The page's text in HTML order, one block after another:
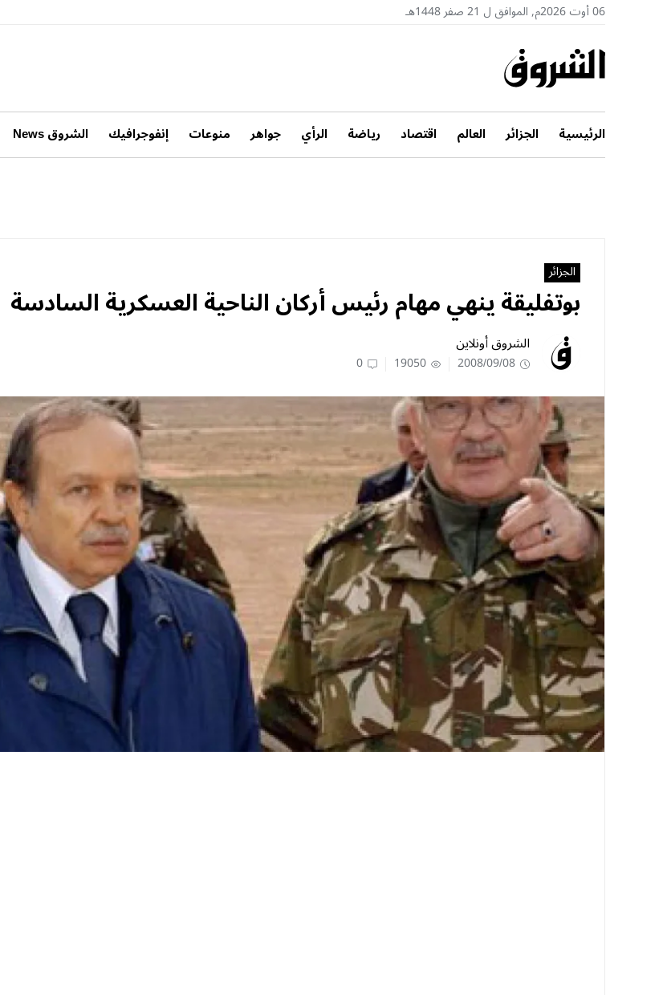
06 أوت 2026م, الموافق ل 21 صفر 1448هـ
الرئيسية الجزائر العالم اقتصاد رياضة الرأي جواهر منوعات إنفوجرافيك الشروق News
الجزائر
بوتفليقة ينهي مهام رئيس أركان الناحية العسكرية السادسة
الشروق أونلاين
2008/09/08
19050
0